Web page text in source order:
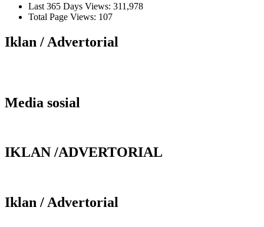
Last 365 Days Views: 311,978
Total Page Views: 107
Iklan / Advertorial
Media sosial
IKLAN /ADVERTORIAL
Iklan / Advertorial